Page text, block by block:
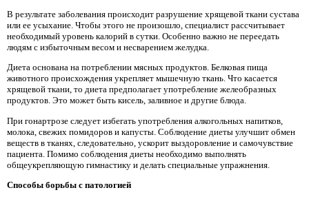
В результате заболевания происходит разрушение хрящевой ткани сустава
или ее усыхание. Чтобы этого не произошло, специалист рассчитывает
необходимый уровень калорий в сутки. Особенно важно не переедать
людям с избыточным весом и несварением желудка.
Диета основана на потреблении мясных продуктов. Белковая пища
животного происхождения укрепляет мышечную ткань. Что касается
хрящевой ткани, то диета предполагает употребление желеобразных
продуктов. Это может быть кисель, заливное и другие блюда.
При гонартрозе следует избегать употребления алкогольных напитков,
молока, свежих помидоров и капусты. Соблюдение диеты улучшит обмен
веществ в тканях, следовательно, ускорит выздоровление и самочувствие
пациента. Помимо соблюдения диеты необходимо выполнять
общеукрепляющую гимнастику и делать специальные упражнения.
Способы борьбы с патологией